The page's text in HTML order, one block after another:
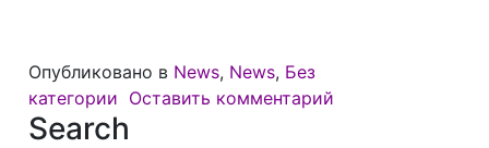
Опубликовано в News, News, Без
категории Оставить комментарий
Search